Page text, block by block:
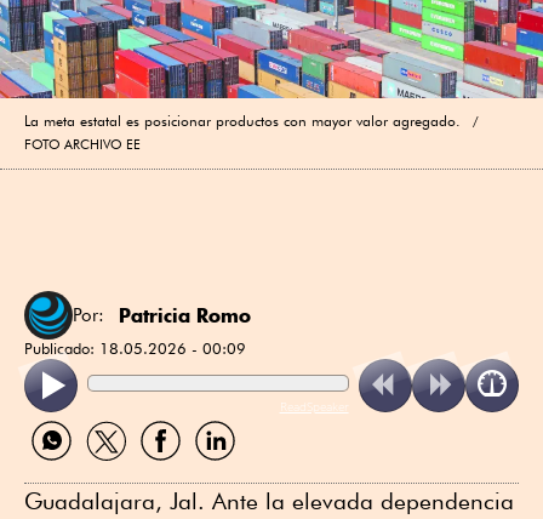
La meta estatal es posicionar productos con mayor valor agregado.
FOTO ARCHIVO EE
Por: Patricia Romo
Publicado: 18.05.2026 - 00:09
ReadSpeaker
Compartir
por
Compartir
por
Compartir
por
Compartir
por
Guadalajara, Jal. Ante la elevada dependencia